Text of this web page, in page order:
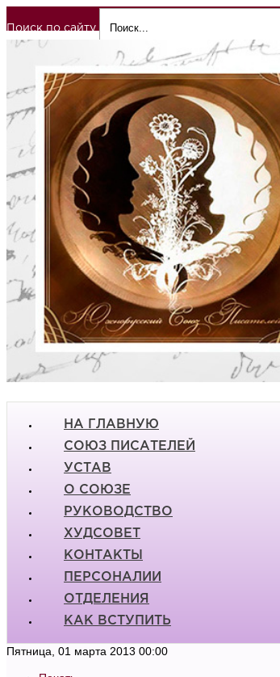
Поиск по сайту
НА ГЛАВНУЮ
СОЮЗ ПИСАТЕЛЕЙ
УСТАВ
О СОЮЗЕ
РУКОВОДСТВО
ХУДСОВЕТ
КОНТАКТЫ
ПЕРСОНАЛИИ
ОТДЕЛЕНИЯ
КАК ВСТУПИТЬ
Пятница, 01 марта 2013 00:00